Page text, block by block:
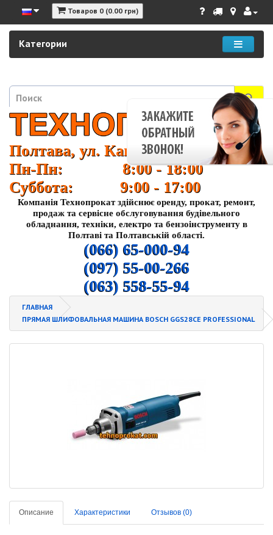
Товаров 0 (0.00 грн)
Категории
Полтава, ул. Кагамлыка 37
Пн-Пн: 8:00 - 18:00
Суббота: 9:00 - 17:00
Компанія Технопрокат здійснює оренду, прокат, ремонт,
продаж та сервісне обслуговування будівельного
обладнання, техніки, електро та бензоінструменту в
Полтаві та Полтавській області.
(066) 65-000-94
(097) 55-00-266
(063) 558-55-94
ГЛАВНАЯ
ПРЯМАЯ ШЛИФОВАЛЬНАЯ МАШИНА BOSCH GGS28CE PROFESSIONAL
Описание Характеристики Отзывов (0)